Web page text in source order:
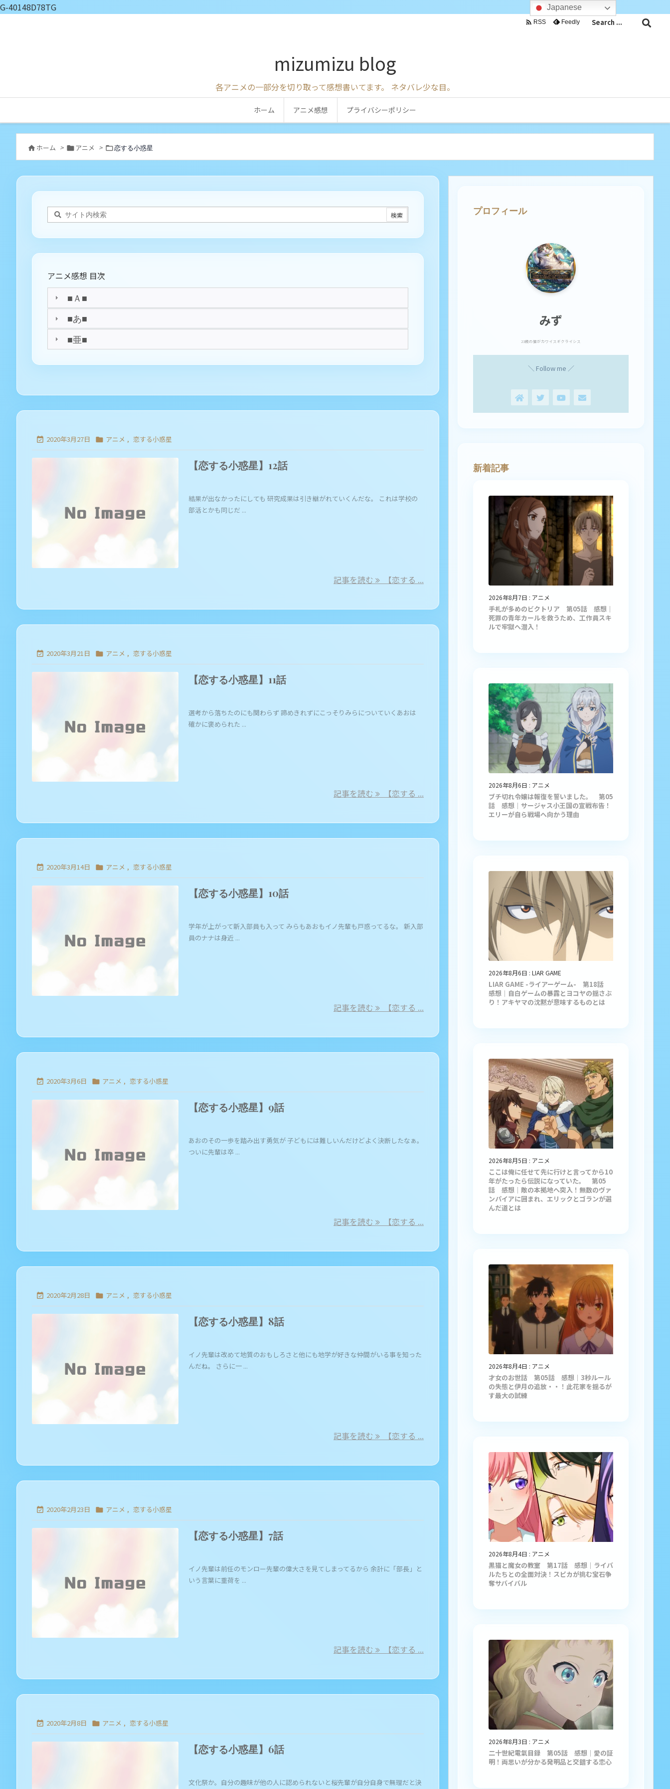
G-40148D78TG
mizumizu blog
各アニメの一部分を切り取って感想書いてます。 ネタバレ少な目。
ホーム アニメ感想 プライバシーポリシー
 RSS Feedly
 ホーム > アニメ > 恋する小惑星
アニメ感想 目次
■Ａ■
■あ■
■亜■
 2020年3月27日  アニメ , 恋する小惑星
【恋する小惑星】12話
結果が出なかったにしても 研究成果は引き継がれていくんだな。 これは学校の
部活とかも同じだ ...
記事を読む 【恋する ...
 2020年3月21日  アニメ , 恋する小惑星
【恋する小惑星】11話
選考から落ちたのにも関わらず 諦めきれずにこっそりみらについていくあおは
確かに褒められた ...
記事を読む 【恋する ...
 2020年3月14日  アニメ , 恋する小惑星
【恋する小惑星】10話
学年が上がって新入部員も入って みらもあおもイノ先輩も戸惑ってるな。 新入部
員のナナは身近 ...
記事を読む 【恋する ...
 2020年3月6日  アニメ , 恋する小惑星
【恋する小惑星】9話
あおのその一歩を踏み出す勇気が 子どもには難しいんだけどよく決断したなぁ。
ついに先輩は卒 ...
記事を読む 【恋する ...
 2020年2月28日  アニメ , 恋する小惑星
【恋する小惑星】8話
イノ先輩は改めて地質のおもしろさと他にも地学が好きな仲間がいる事を知った
んだね。 さらに一 ...
記事を読む 【恋する ...
 2020年2月23日  アニメ , 恋する小惑星
【恋する小惑星】7話
イノ先輩は前任のモンロー先輩の偉大さを見てしまってるから 余計に「部長」と
いう言葉に重荷を ...
記事を読む 【恋する ...
 2020年2月8日  アニメ , 恋する小惑星
【恋する小惑星】6話
文化祭か。自分の趣味が他の人に認められないと桜先輩が自分自身で無理だと決
プロフィール
みず
23歳の猫がカワイスギクライシス
＼ Follow me ／
新着記事
2026年8月7日 : アニメ
手札が多めのビクトリア 第05話 感想｜
死罪の青年カールを救うため、工作員スキ
ルで牢獄へ潜入！
2026年8月6日 : アニメ
ブチ切れ令嬢は報復を誓いました。 第05
話 感想｜サージャス小王国の宣戦布告！
エリーが自ら戦場へ向かう理由
2026年8月6日 : LIAR GAME
LIAR GAME -ライアーゲーム- 第18話
感想｜自白ゲームの暴露とヨコヤの揺さぶ
り！アキヤマの沈黙が意味するものとは
2026年8月5日 : アニメ
ここは俺に任せて先に行けと言ってから10
年がたったら伝説になっていた。 第05
話 感想｜敵の本拠地へ突入！無数のヴァ
ンパイアに囲まれ、エリックとゴランが選
んだ道とは
2026年8月4日 : アニメ
才女のお世話 第05話 感想｜3秒ルール
の失態と伊月の追放・・！此花家を揺るが
す最大の試練
2026年8月4日 : アニメ
黒猫と魔女の教室 第17話 感想｜ライバ
ルたちとの全面対決！スピカが挑む宝石争
奪サバイバル
2026年8月3日 : アニメ
二十世紀電氣目録 第05話 感想｜愛の証
明！両思いが分かる発明品と交錯する恋心
Japanese